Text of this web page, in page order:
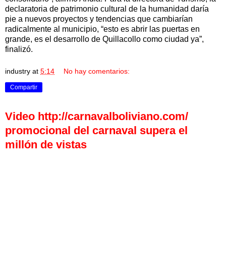
declaratoria de patrimonio cultural de la humanidad daría
pie a nuevos proyectos y tendencias que cambiarían
radicalmente al municipio, “esto es abrir las puertas en
grande, es el desarrollo de Quillacollo como ciudad ya”,
finalizó.
industry at 5:14 No hay comentarios:
Compartir
Video http://carnavalboliviano.com/
promocional del carnaval supera el
millón de vistas